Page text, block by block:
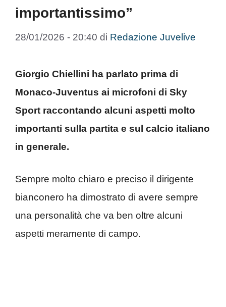
importantissimo”
28/01/2026 - 20:40 di Redazione Juvelive
Giorgio Chiellini ha parlato prima di
Monaco-Juventus ai microfoni di Sky
Sport raccontando alcuni aspetti molto
importanti sulla partita e sul calcio italiano
in generale.
Sempre molto chiaro e preciso il dirigente
bianconero ha dimostrato di avere sempre
una personalità che va ben oltre alcuni
aspetti meramente di campo.